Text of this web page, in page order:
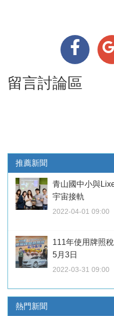
留言討論區
推薦新聞
青山國中小與
宇宙接軌
2022-04-01 09:00
111年使用牌照
5月3日
2022-03-31 09:00
熱門新聞